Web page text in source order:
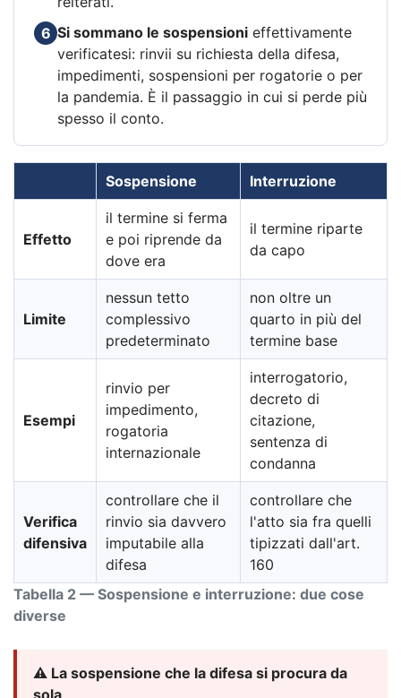
6 Si sommano le sospensioni effettivamente
verificatesi: rinvii su richiesta della difesa,
impedimenti, sospensioni per rogatorie o per
la pandemia. È il passaggio in cui si perde più
spesso il conto.
Tabella 2 — Sospensione e interruzione: due cose
diverse
Sospensione Interruzione
Effetto
il termine si ferma
e poi riprende da
dove era
il termine riparte
da capo
Limite
nessun tetto
complessivo
predeterminato
non oltre un
quarto in più del
termine base
Esempi
rinvio per
impedimento,
rogatoria
internazionale
interrogatorio,
decreto di
citazione,
sentenza di
condanna
Verifica
difensiva
controllare che il
rinvio sia davvero
imputabile alla
difesa
controllare che
l'atto sia fra quelli
tipizzati dall'art.
160
⚠️ La sospensione che la difesa si procura da
sola